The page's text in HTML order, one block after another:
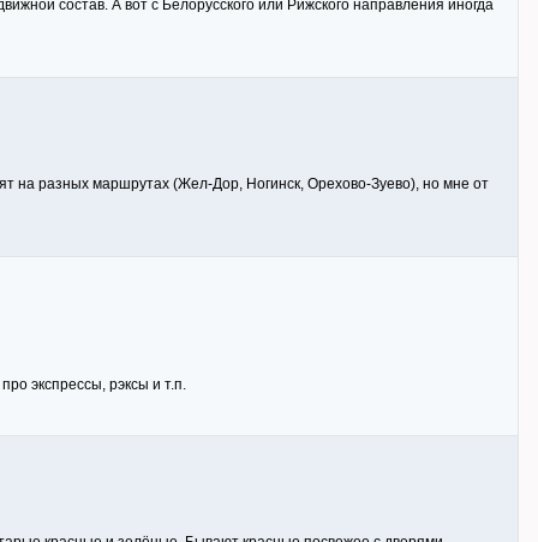
состав. А вот с Белорусского или Рижского направления иногда
на разных маршрутах (Жел-Дор, Ногинск, Орехово-Зуево), но мне от
экспрессы, рэксы и т.п.